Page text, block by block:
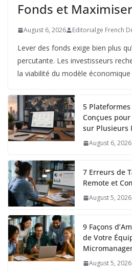
Fonds et
August 6, 2026 Editorialge French
Lever des fonds exige bien plus
percutante. Les investisseurs
la viabilité du modèle économique
5
Conçues
sur Plusieurs
August 6, 2026
7 Erreurs de
Remote et
August 5, 2026
9 Façons
de Votre
August 5, 2026